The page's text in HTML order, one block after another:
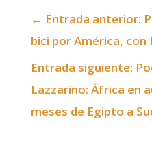
← Entrada anterior:
bici por América,
Entrada siguiente:
Lazzarino: África en
meses de Egipto a